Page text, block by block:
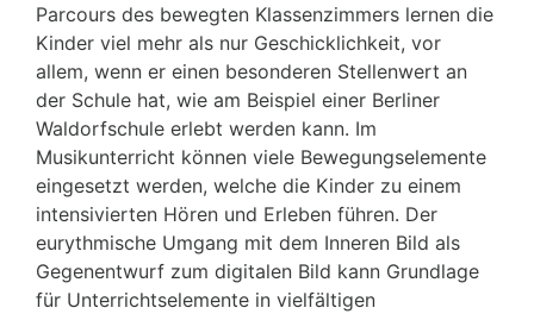
Parcours des bewegten Klassenzimmers lernen die
Kinder viel mehr als nur Geschicklichkeit, vor
allem, wenn er einen besonderen Stellenwert an
der Schule hat, wie am Beispiel einer Berliner
Waldorfschule erlebt werden kann. Im
Musikunterricht können viele Bewegungselemente
eingesetzt werden, welche die Kinder zu einem
intensivierten Hören und Erleben führen. Der
eurythmische Umgang mit dem Inneren Bild als
Gegenentwurf zum digitalen Bild kann Grundlage
für Unterrichtselemente in vielfältigen